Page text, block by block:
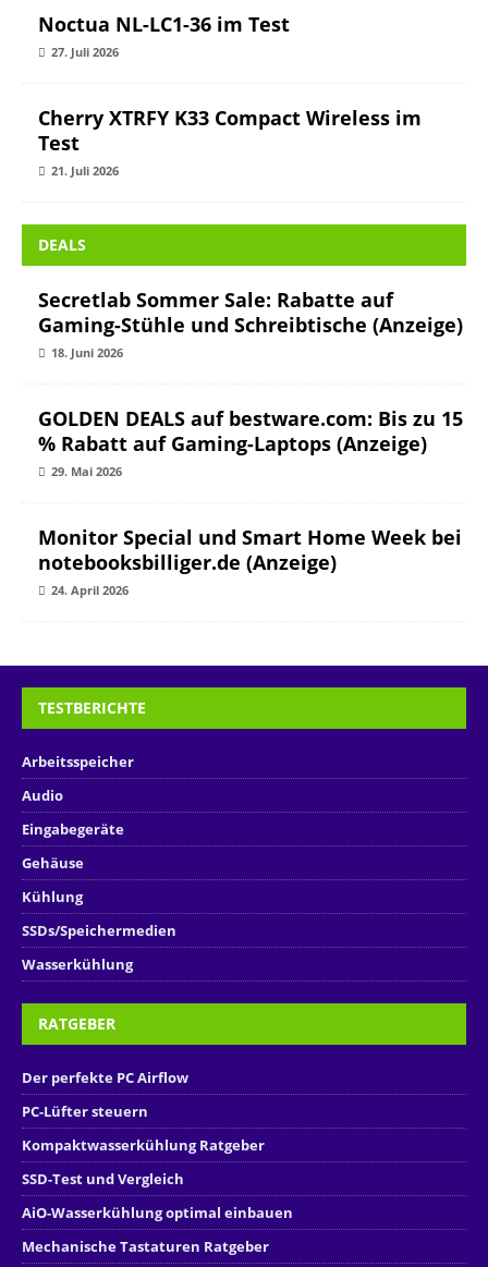
Noctua NL-LC1-36 im Test
27. Juli 2026
Cherry XTRFY K33 Compact Wireless im
Test
21. Juli 2026
DEALS
Secretlab Sommer Sale: Rabatte auf
Gaming-Stühle und Schreibtische (Anzeige)
18. Juni 2026
GOLDEN DEALS auf bestware.com: Bis zu 15
% Rabatt auf Gaming-Laptops (Anzeige)
29. Mai 2026
Monitor Special und Smart Home Week bei
notebooksbilliger.de (Anzeige)
24. April 2026
TESTBERICHTE
Arbeitsspeicher
Audio
Eingabegeräte
Gehäuse
Kühlung
SSDs/Speichermedien
Wasserkühlung
RATGEBER
Der perfekte PC Airflow
PC-Lüfter steuern
Kompaktwasserkühlung Ratgeber
SSD-Test und Vergleich
AiO-Wasserkühlung optimal einbauen
Mechanische Tastaturen Ratgeber